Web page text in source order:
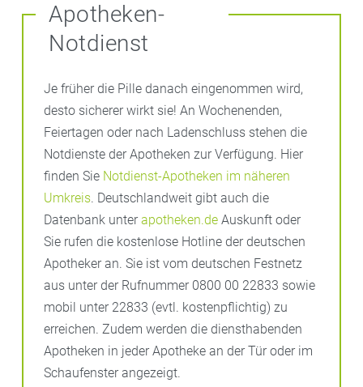
Apotheken-
Notdienst
Je früher die Pille danach eingenommen wird,
desto sicherer wirkt sie! An Wochenenden,
Feiertagen oder nach Ladenschluss stehen die
Notdienste der Apotheken zur Verfügung. Hier
finden Sie Notdienst-Apotheken im näheren
Umkreis. Deutschlandweit gibt auch die
Datenbank unter apotheken.de Auskunft oder
Sie rufen die kostenlose Hotline der deutschen
Apotheker an. Sie ist vom deutschen Festnetz
aus unter der Rufnummer 0800 00 22833 sowie
mobil unter 22833 (evtl. kostenpflichtig) zu
erreichen. Zudem werden die diensthabenden
Apotheken in jeder Apotheke an der Tür oder im
Schaufenster angezeigt.